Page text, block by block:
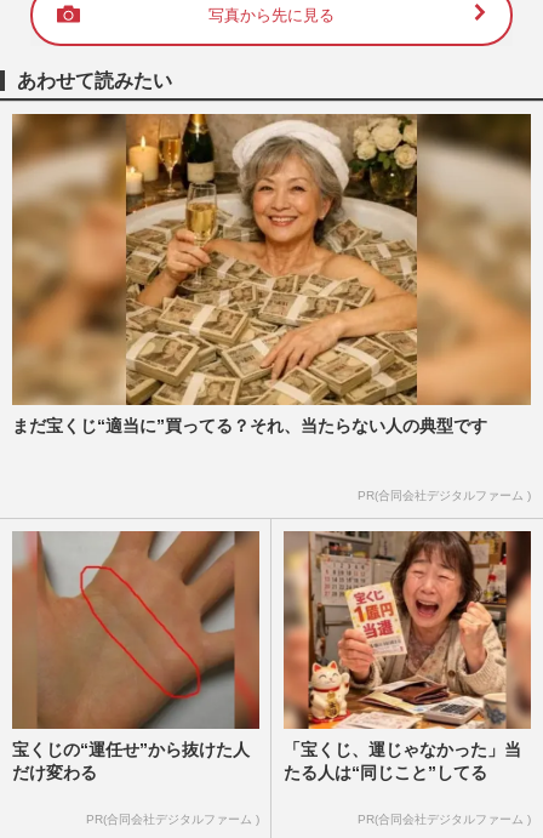
写真から先に見る
あわせて読みたい
まだ宝くじ“適当に”買ってる？それ、当たらない人の典型です
PR(合同会社デジタルファーム )
宝くじの“運任せ”から抜けた人
だけ変わる
PR(合同会社デジタルファーム )
「宝くじ、運じゃなかった」当
たる人は“同じこと”してる
PR(合同会社デジタルファーム )